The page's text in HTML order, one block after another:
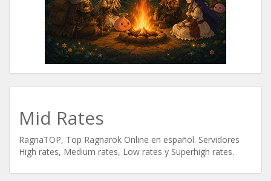
Mid Rates
RagnaTOP, Top Ragnarok Online en español. Servidores
High rates, Medium rates, Low rates y Superhigh rates.